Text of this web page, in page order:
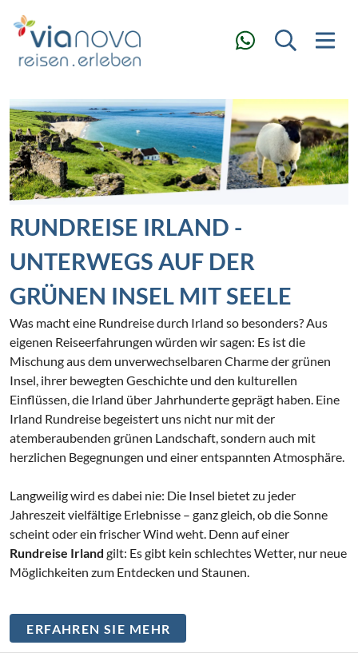
RUNDREISE IRLAND -
UNTERWEGS AUF DER
GRÜNEN INSEL MIT SEELE
Was macht eine Rundreise durch Irland so besonders? Aus
eigenen Reiseerfahrungen würden wir sagen: Es ist die
Mischung aus dem unverwechselbaren Charme der grünen
Insel, ihrer bewegten Geschichte und den kulturellen
Einflüssen, die Irland über Jahrhunderte geprägt haben. Eine
Irland Rundreise begeistert uns nicht nur mit der
atemberaubenden grünen Landschaft, sondern auch mit
herzlichen Begegnungen und einer entspannten Atmosphäre.
Langweilig wird es dabei nie: Die Insel bietet zu jeder
Jahreszeit vielfältige Erlebnisse – ganz gleich, ob die Sonne
scheint oder ein frischer Wind weht. Denn auf einer
Rundreise Irland gilt: Es gibt kein schlechtes Wetter, nur neue
Möglichkeiten zum Entdecken und Staunen.
ERFAHREN SIE MEHR